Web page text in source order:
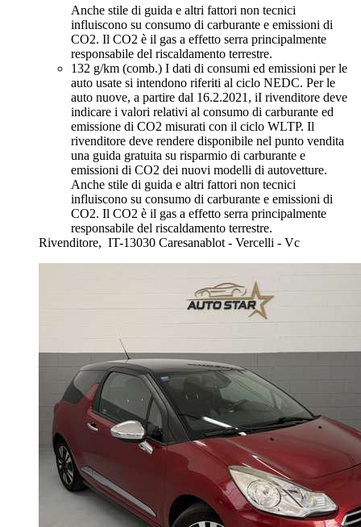
Anche stile di guida e altri fattori non tecnici
influiscono su consumo di carburante e emissioni di
CO2. Il CO2 è il gas a effetto serra principalmente
responsabile del riscaldamento terrestre.
132 g/km (comb.) I dati di consumi ed emissioni per le
auto usate si intendono riferiti al ciclo NEDC. Per le
auto nuove, a partire dal 16.2.2021, iI rivenditore deve
indicare i valori relativi al consumo di carburante ed
emissione di CO2 misurati con il ciclo WLTP. Il
rivenditore deve rendere disponibile nel punto vendita
una guida gratuita su risparmio di carburante e
emissioni di CO2 dei nuovi modelli di autovetture.
Anche stile di guida e altri fattori non tecnici
influiscono su consumo di carburante e emissioni di
CO2. Il CO2 è il gas a effetto serra principalmente
responsabile del riscaldamento terrestre.
Rivenditore, IT-13030 Caresanablot - Vercelli - Vc